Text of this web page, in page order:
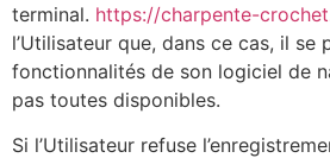
terminal. https://charpente-
l’Utilisateur que, dans ce cas, il se
fonctionnalités de son logiciel de
pas toutes disponibles.
Si l’Utilisateur refuse